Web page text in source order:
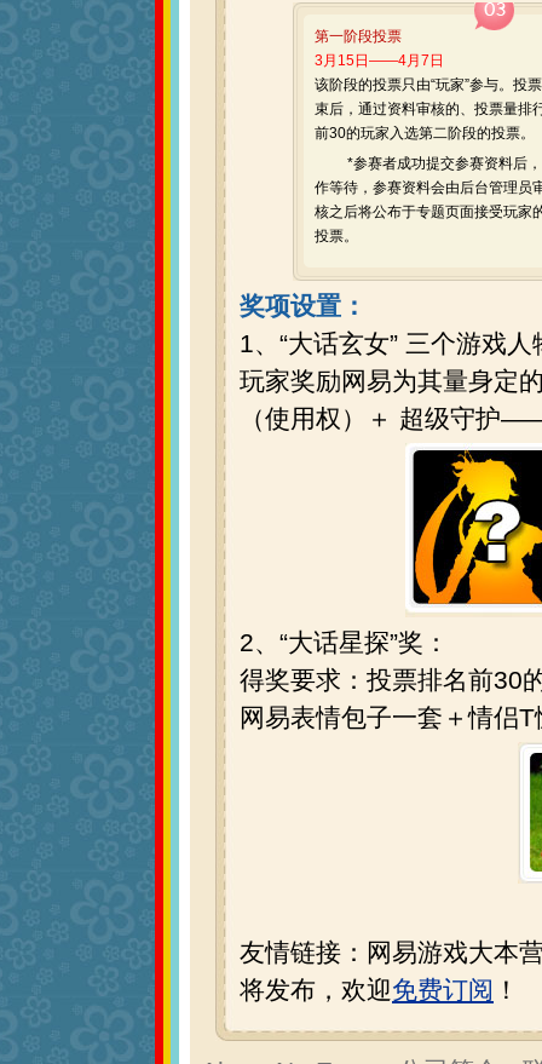
第一阶段投票
3月15日——4月7日
该阶段的投票只由“玩家”参与。投
束后，通过资料审核的、投票量排
前30的玩家入选第二阶段的投票。
*参赛者成功提交参赛资料后
作等待，参赛资料会由后台管理员
核之后将公布于专题页面接受玩家
投票。
奖项设置：
1、“大话玄女” 三个游戏
玩家奖励网易为其量身定
（使用权）＋ 超级守护
2、“大话星探”奖：
得奖要求：投票排名前30
网易表情包子一套＋情侣T
友情链接：网易游戏大本
将发布，欢迎免费订阅 ！